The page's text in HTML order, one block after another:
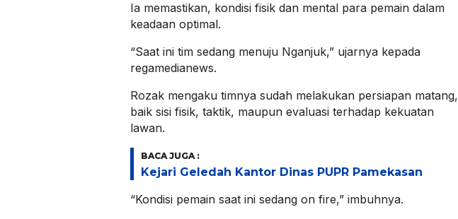
Ia memastikan, kondisi fisik dan mental para pemain dalam
keadaan optimal.
“Saat ini tim sedang menuju Nganjuk,” ujarnya kepada
regamedianews.
Rozak mengaku timnya sudah melakukan persiapan matang,
baik sisi fisik, taktik, maupun evaluasi terhadap kekuatan
lawan.
BACA JUGA :
Kejari Geledah Kantor Dinas PUPR Pamekasan
“Kondisi pemain saat ini sedang on fire,” imbuhnya.